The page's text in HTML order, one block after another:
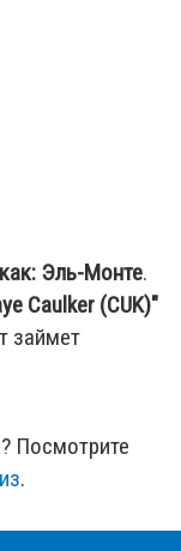
Эль-Монте.
Caulker (CUK)"
займет
Посмотрите
.